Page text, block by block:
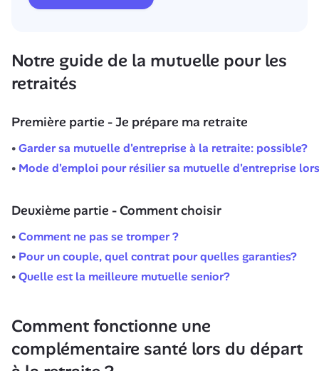
Notre guide de la mutuelle pour les
retraités
Première partie - Je prépare ma retraite
Garder sa mutuelle d'entreprise à la retraite: possible?
Mode d'emploi pour résilier sa mutuelle d'entreprise
Deuxième partie - Comment choisir
Comment ne pas se tromper ?
Pour un couple, quel contrat pour quelles garanties?
Quelle est la meilleure mutuelle senior?
Comment fonctionne une
complémentaire santé lors du départ